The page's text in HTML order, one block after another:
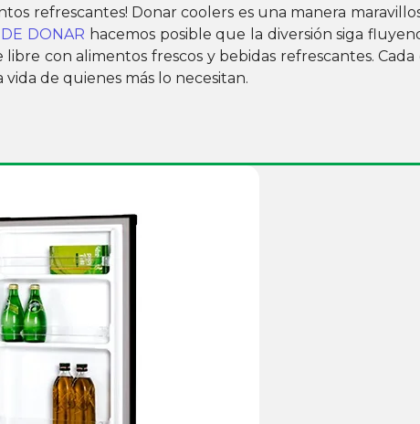
refrescantes! Donar coolers es una manera
DONAR hacemos posible que la diversión siga
libre con alimentos frescos y bebidas refrescantes.
de quienes más lo necesitan.